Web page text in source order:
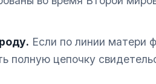
Если по линии матери
полную цепочку